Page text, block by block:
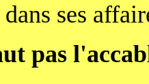
ses
pas